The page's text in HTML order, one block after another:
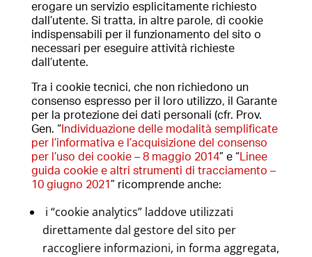
erogare un servizio esplicitamente richiesto
dall’utente. Si tratta, in altre parole, di cookie
indispensabili per il funzionamento del sito o
necessari per eseguire attività richieste
dall’utente.
Tra i cookie tecnici, che non richiedono un
consenso espresso per il loro utilizzo, il Garante
per la protezione dei dati personali (cfr. Prov.
Gen. “ Individuazione delle modalità semplificate
per l’informativa e l’acquisizione del consenso
per l’uso dei cookie – 8 maggio 2014” e “Linee
guida cookie e altri strumenti di tracciamento –
10 giugno 2021 ” ricomprende anche:
i “cookie analytics” laddove utilizzati
direttamente dal gestore del sito per
raccogliere informazioni, in forma aggregata,